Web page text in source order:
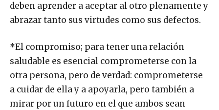
deben aprender a aceptar al otro plenamente y
abrazar tanto sus virtudes como sus defectos.
*El compromiso; para tener una relación
saludable es esencial comprometerse con la
otra persona, pero de verdad: comprometerse
a cuidar de ella y a apoyarla, pero también a
mirar por un futuro en el que ambos sean